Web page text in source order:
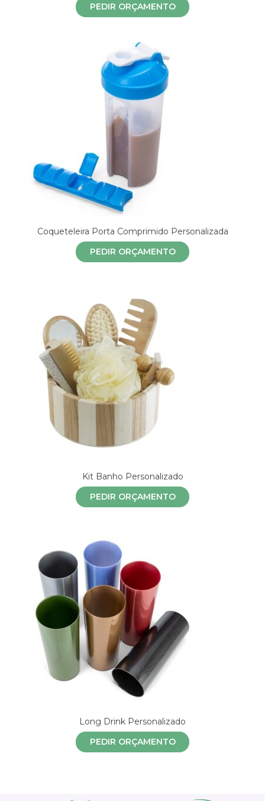
PEDIR ORÇAMENTO
Coqueteleira Porta Comprimido Personalizada
PEDIR ORÇAMENTO
Kit Banho Personalizado
PEDIR ORÇAMENTO
Long Drink Personalizado
PEDIR ORÇAMENTO